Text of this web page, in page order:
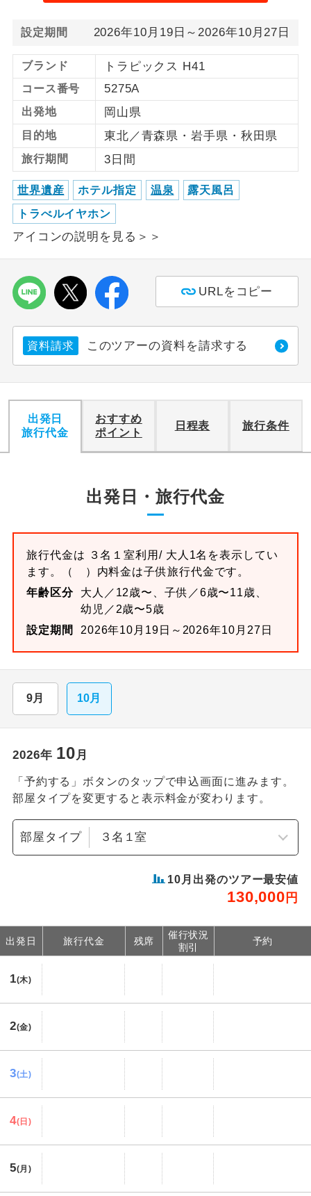
設定期間 2026年10月19日～2026年10月27日
ブランド トラピックス H41
コース番号 5275A
出発地 岡山県
目的地 東北／青森県・岩手県・秋田県
旅行期間 3日間
世界遺産 ホテル指定 温泉 露天風呂
トラべルイヤホン
アイコンの説明を見る＞＞
URLをコピー
資料請求 このツアーの資料を請求する
出発日
旅行代金
おすすめ
ポイント
日程表 旅行条件
出発日・旅行代金
旅行代金は ３名１室利用/ 大人1名を表示してい
ます。
（ ）内料金は子供旅行代金です。
年齢区分
大人／12歳〜、子供／6歳〜11歳、
幼児／2歳〜5歳
設定期間
2026年10月19日～2026年10月27日
9月 10月
2026年 10月
「予約する」ボタンのタップで申込画面に進みます。
部屋タイプを変更すると表示料金が変わります。
部屋タイプ
10 月出発のツアー最安値
130,000 円
出発日 旅行代金 残席
催行状況
割引
予約
1(木)
2(金)
3(土)
4(日)
5(月)
す。
おひとり様参
加限定
おひとり様限定でご参加いただけるコー
スです。
1名様1室同代
金
1名様1室利用でも追加料金がかからない
コースです。
ご夫婦限定
ご夫婦限定でご参加いただけるコースで
す。
女性限定
女性限定でご参加いただけるコースで
です。
航空会社指定
利用航空会社が指定なので、ご出発の計
画にとても便利です。
ホテル指定
す。
おひとり様バ
おひとり様でバス席を2席利⽤できま